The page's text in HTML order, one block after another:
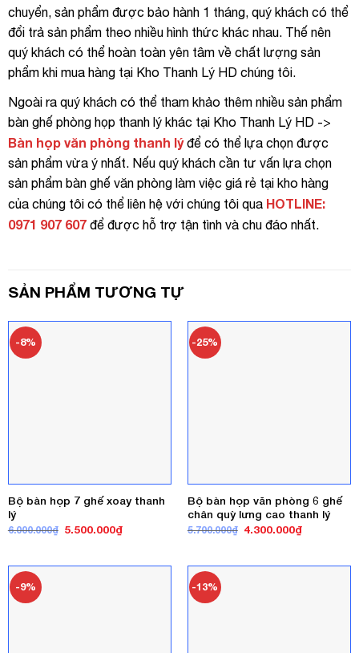
chuyển, sản phẩm được bảo hành 1 tháng, quý khách có thể
đổi trả sản phẩm theo nhiều hình thức khác nhau. Thế nên
quý khách có thể hoàn toàn yên tâm về chất lượng sản
phẩm khi mua hàng tại Kho Thanh Lý HD chúng tôi.
Ngoài ra quý khách có thể tham khảo thêm nhiều sản phẩm
bàn ghế phòng họp thanh lý khác tại Kho Thanh Lý HD ->
Bàn họp văn phòng thanh lýđể có thể lựa chọn được
sản phẩm vừa ý nhất. Nếu quý khách cần tư vấn lựa chọn
sản phẩm bàn ghế văn phòng làm việc giá rẻ tại kho hàng
của chúng tôi có thể liên hệ với chúng tôi qua HOTLINE:
0971 907 607 để được hỗ trợ tận tình và chu đáo nhất.
SẢN PHẨM TƯƠNG TỰ
-8%
Bộ bàn họp 7 ghế xoay thanh
lý
6.000.000₫ Giá
5.500.000₫Giá
5.500.000₫.
-25%
Bộ bàn họp văn phòng 6 ghế
chân quỳ lưng cao thanh lý
5.700.000₫ Giá
4.300.000₫Giá
-9% -13%